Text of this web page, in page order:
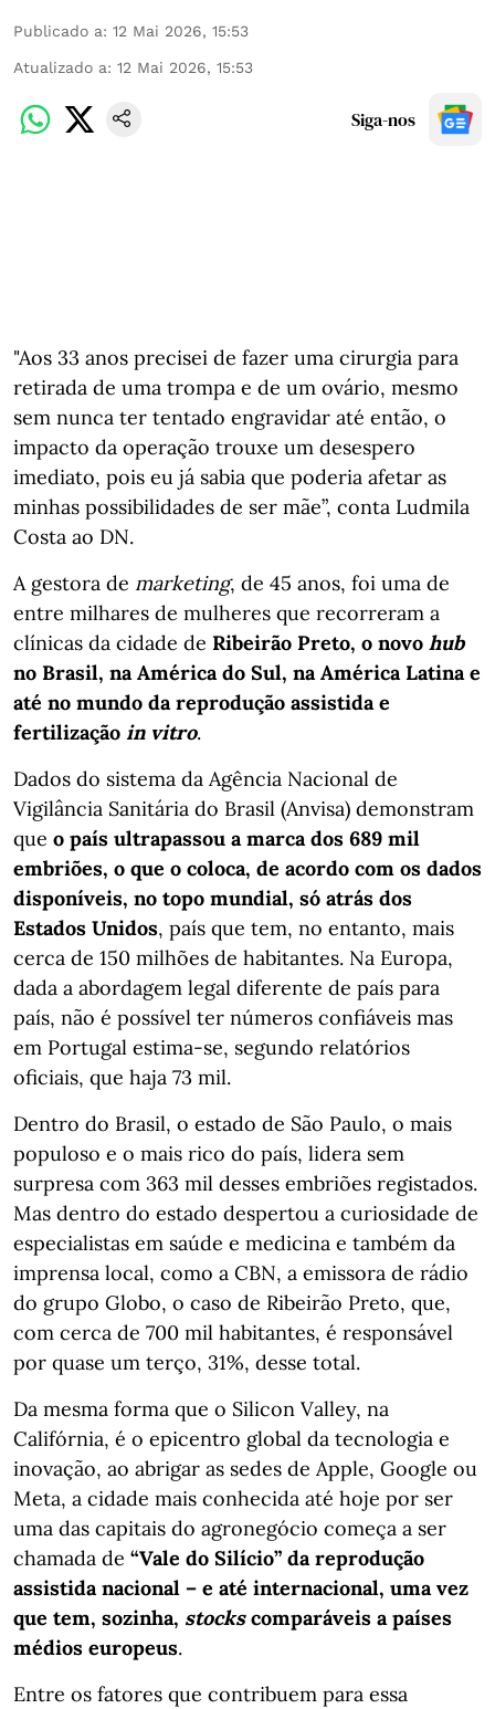
Publicado a: 12 Mai 2026, 15:53
Atualizado a: 12 Mai 2026, 15:53
Siga-nos
"Aos 33 anos precisei de fazer uma cirurgia para
retirada de uma trompa e de um ovário, mesmo
sem nunca ter tentado engravidar até então, o
impacto da operação trouxe um desespero
imediato, pois eu já sabia que poderia afetar as
minhas possibilidades de ser mãe”, conta Ludmila
Costa ao DN.
A gestora de marketing, de 45 anos, foi uma de
entre milhares de mulheres que recorreram a
clínicas da cidade de Ribeirão Preto, o novo hub
no Brasil, na América do Sul, na América Latina e
até no mundo da reprodução assistida e
fertilização in vitro.
Dados do sistema da Agência Nacional de
Vigilância Sanitária do Brasil (Anvisa) demonstram
que o país ultrapassou a marca dos 689 mil
embriões, o que o coloca, de acordo com os dados
disponíveis, no topo mundial, só atrás dos
Estados Unidos, país que tem, no entanto, mais
cerca de 150 milhões de habitantes. Na Europa,
dada a abordagem legal diferente de país para
país, não é possível ter números confiáveis mas
em Portugal estima-se, segundo relatórios
oficiais, que haja 73 mil.
Dentro do Brasil, o estado de São Paulo, o mais
populoso e o mais rico do país, lidera sem
surpresa com 363 mil desses embriões registados.
Mas dentro do estado despertou a curiosidade de
especialistas em saúde e medicina e também da
imprensa local, como a CBN, a emissora de rádio
do grupo Globo, o caso de Ribeirão Preto, que,
com cerca de 700 mil habitantes, é responsável
por quase um terço, 31%, desse total.
Da mesma forma que o Silicon Valley, na
Califórnia, é o epicentro global da tecnologia e
inovação, ao abrigar as sedes de Apple, Google ou
Meta, a cidade mais conhecida até hoje por ser
uma das capitais do agronegócio começa a ser
chamada de “Vale do Silício” da reprodução
assistida nacional – e até internacional, uma vez
que tem, sozinha, stockscomparáveis a países
médios europeus.
Entre os fatores que contribuem para essa